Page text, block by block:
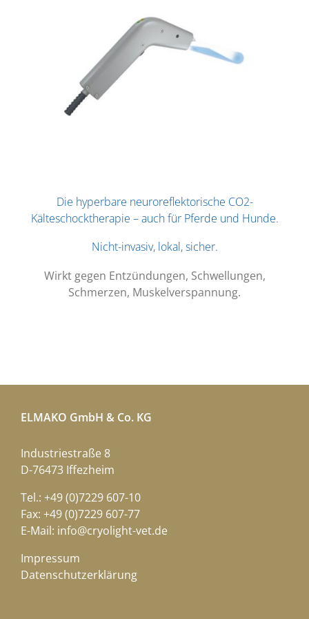
Die hyperbare neuroreflektorische CO2-
Kälteschocktherapie –auch für Pferde und Hunde.
Nicht-invasiv, lokal, sicher.
Wirkt gegen Entzündungen, Schwellungen,
Schmerzen, Muskelverspannung.
ELMAKO GmbH & Co. KG
Industriestraße 8
D-76473 Iffezheim
Tel.: +49 (0)7229 607-10
Fax: +49 (0)7229 607-77
E-Mail: info@cryolight-vet.de
Impressum
Datenschutzerklärung